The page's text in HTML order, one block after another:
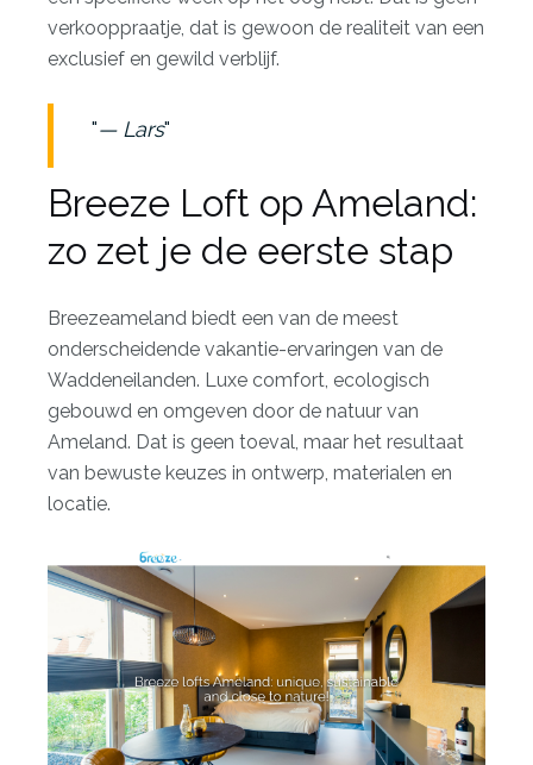
verkooppraatje, dat is gewoon de realiteit van een
exclusief en gewild verblijf.
— Lars
Breeze Loft op Ameland:
zo zet je de eerste stap
Breezeameland biedt een van de meest
onderscheidende vakantie-ervaringen van de
Waddeneilanden. Luxe comfort, ecologisch
gebouwd en omgeven door de natuur van
Ameland. Dat is geen toeval, maar het resultaat
van bewuste keuzes in ontwerp, materialen en
locatie.